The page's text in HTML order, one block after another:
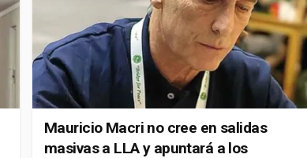
Mauricio Macri no cree en salidas
masivas a LLA y apuntará a los